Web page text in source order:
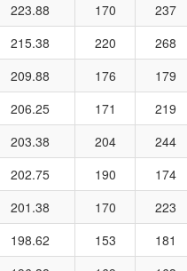
223.88 170 237
215.38 220 268
209.88 176 179
206.25 171 219
203.38 204 244
202.75 190 174
201.38 170 223
198.62 153 181